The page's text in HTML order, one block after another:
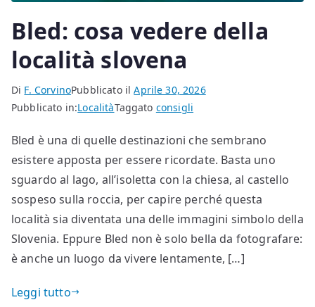
Bled: cosa vedere della
località slovena
Di F. CorvinoPubblicato ilAprile 30, 2026
Pubblicato in:LocalitàTaggato consigli
Bled è una di quelle destinazioni che sembrano
esistere apposta per essere ricordate. Basta uno
sguardo al lago, all’isoletta con la chiesa, al castello
sospeso sulla roccia, per capire perché questa
località sia diventata una delle immagini simbolo della
Slovenia. Eppure Bled non è solo bella da fotografare:
è anche un luogo da vivere lentamente, […]
Leggi tutto